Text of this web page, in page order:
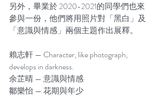
另外，畢業於 2020-2021的同學們也來
參與一份，他們將用照片對「黑白」及
「意識與情感」兩個主題作出展釋。
賴志軒 — Character, like photograph,
develops in darkness.
余芷晴 — 意識與情感
鄒樂怡 — 花期與年少